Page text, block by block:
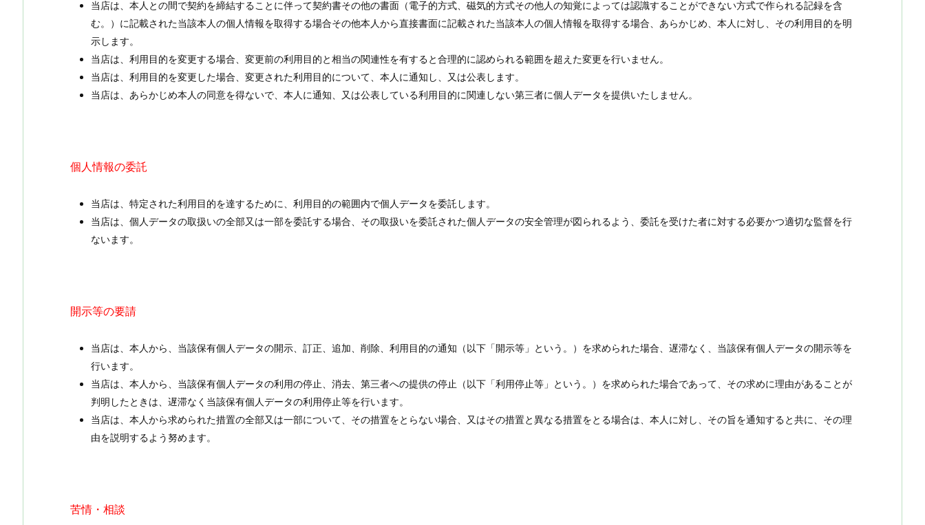
当店は、本人との間で契約を締結することに伴って契約書その他の書面（電子的方式、磁気的方式その他人の知覚によっては認識することができない方式で作られる記録を含
む。）に記載された当該本人の個人情報を取得する場合その他本人から直接書面に記載された当該本人の個人情報を取得する場合、あらかじめ、本人に対し、その利用目的を明
示します。
当店は、利用目的を変更する場合、変更前の利用目的と相当の関連性を有すると合理的に認められる範囲を超えた変更を行いません。
当店は、利用目的を変更した場合、変更された利用目的について、本人に通知し、又は公表します。
当店は、あらかじめ本人の同意を得ないで、本人に通知、又は公表している利用目的に関連しない第三者に個人データを提供いたしません。
個人情報の委託
当店は、特定された利用目的を達するために、利用目的の範囲内で個人データを委託します。
当店は、個人データの取扱いの全部又は一部を委託する場合、その取扱いを委託された個人データの安全管理が図られるよう、委託を受けた者に対する必要かつ適切な監督を行
ないます。
開示等の要請
当店は、本人から、当該保有個人データの開示、訂正、追加、削除、利用目的の通知（以下「開示等」という。）を求められた場合、遅滞なく、当該保有個人データの開示等を
行います。
当店は、本人から、当該保有個人データの利用の停止、消去、第三者への提供の停止（以下「利用停止等」という。）を求められた場合であって、その求めに理由があることが
判明したときは、遅滞なく当該保有個人データの利用停止等を行います。
当店は、本人から求められた措置の全部又は一部について、その措置をとらない場合、又はその措置と異なる措置をとる場合は、本人に対し、その旨を通知すると共に、その理
由を説明するよう努めます。
苦情・相談